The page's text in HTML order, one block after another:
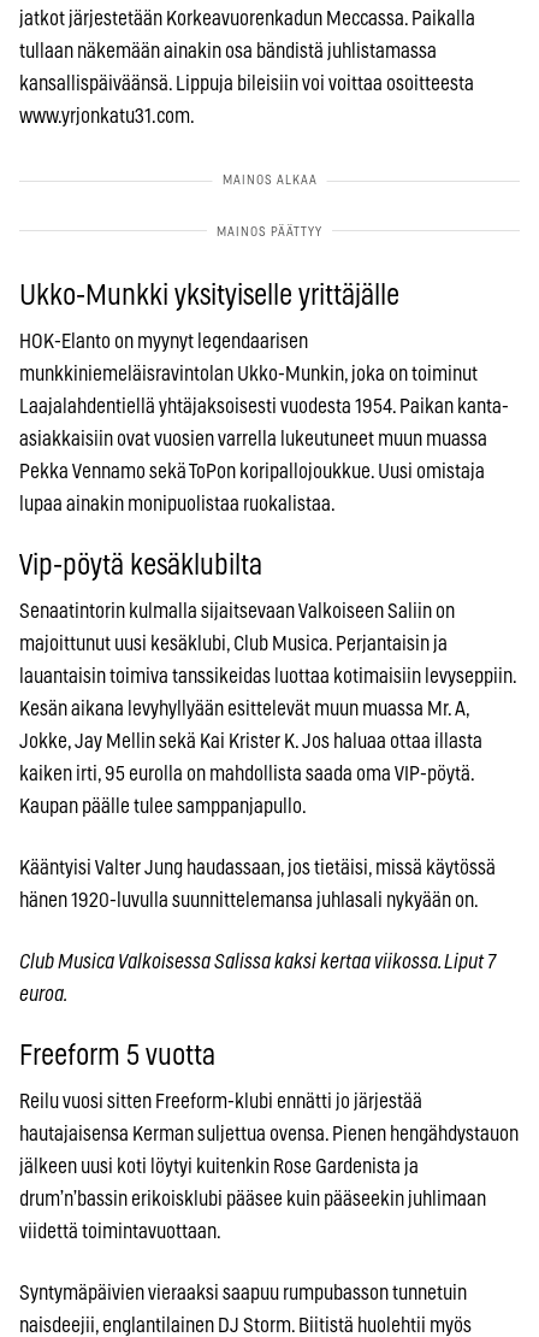
jatkot järjestetään Korkeavuorenkadun Meccassa. Paikalla
tullaan näkemään ainakin osa bändistä juhlistamassa
kansallispäiväänsä. Lippuja bileisiin voi voittaa osoitteesta
www.yrjonkatu31.com.
Ukko-Munkki yksityiselle yrittäjälle
HOK-Elanto on myynyt legendaarisen
munkkiniemeläisravintolan Ukko-Munkin, joka on toiminut
Laajalahdentiellä yhtäjaksoisesti vuodesta 1954. Paikan kanta-
asiakkaisiin ovat vuosien varrella lukeutuneet muun muassa
Pekka Vennamo sekä ToPon koripallojoukkue. Uusi omistaja
lupaa ainakin monipuolistaa ruokalistaa.
Vip-pöytä kesäklubilta
Senaatintorin kulmalla sijaitsevaan Valkoiseen Saliin on
majoittunut uusi kesäklubi, Club Musica. Perjantaisin ja
lauantaisin toimiva tanssikeidas luottaa kotimaisiin levyseppiin.
Kesän aikana levyhyllyään esittelevät muun muassa Mr. A,
Jokke, Jay Mellin sekä Kai Krister K. Jos haluaa ottaa illasta
kaiken irti, 95 eurolla on mahdollista saada oma VIP-pöytä.
Kaupan päälle tulee samppanjapullo.
Kääntyisi Valter Jung haudassaan, jos tietäisi, missä käytössä
hänen 1920-luvulla suunnittelemansa juhlasali nykyään on.
Club Musica Valkoisessa Salissa kaksi kertaa viikossa. Liput 7
euroa.
Freeform 5 vuotta
Reilu vuosi sitten Freeform-klubi ennätti jo järjestää
hautajaisensa Kerman suljettua ovensa. Pienen hengähdystauon
jälkeen uusi koti löytyi kuitenkin Rose Gardenista ja
drum’n’bassin erikoisklubi pääsee kuin pääseekin juhlimaan
viidettä toimintavuottaan.
Syntymäpäivien vieraaksi saapuu rumpubasson tunnetuin
naisdeejii, englantilainen DJ Storm. Biitistä huolehtii myös